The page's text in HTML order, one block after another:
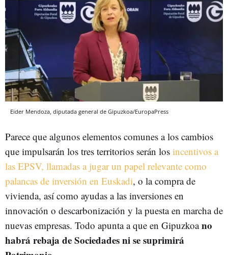
Eider Mendoza, diputada general de Gipuzkoa/EuropaPress
Parece que algunos elementos comunes a los cambios
que impulsarán los tres territorios serán los incentivos a
las EPSV, llamadas a jugar un papel relevante como
palancas de inversión en Euskadi, o la compra de
vivienda, así como ayudas a las inversiones en
innovación o descarbonización y la puesta en marcha de
nuevas empresas. Todo apunta a que en Gipuzkoano
habrá rebaja de Sociedades ni se suprimirá